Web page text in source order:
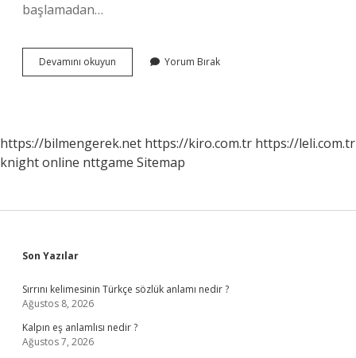
başlamadan…
Devamını okuyun
Boğaya
Yorum Bırak
https://bilmengerek.net https://kiro.com.tr https://leli.com.tr
knight online nttgame Sitemap
Sidebar
Son Yazılar
Sırrını kelimesinin Türkçe sözlük anlamı nedir ?
Ağustos 8, 2026
Kalpın eş anlamlısı nedir ?
Ağustos 7, 2026